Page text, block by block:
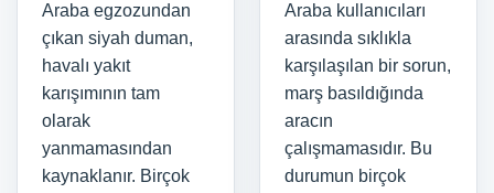
Araba egzozundan
çıkan siyah duman,
havalı yakıt
karışımının tam
olarak
yanmamasından
kaynaklanır. Birçok
Araba kullanıcıları
arasında sıklıkla
karşılaşılan bir sorun,
marş basıldığında
aracın
çalışmamasıdır. Bu
durumun birçok